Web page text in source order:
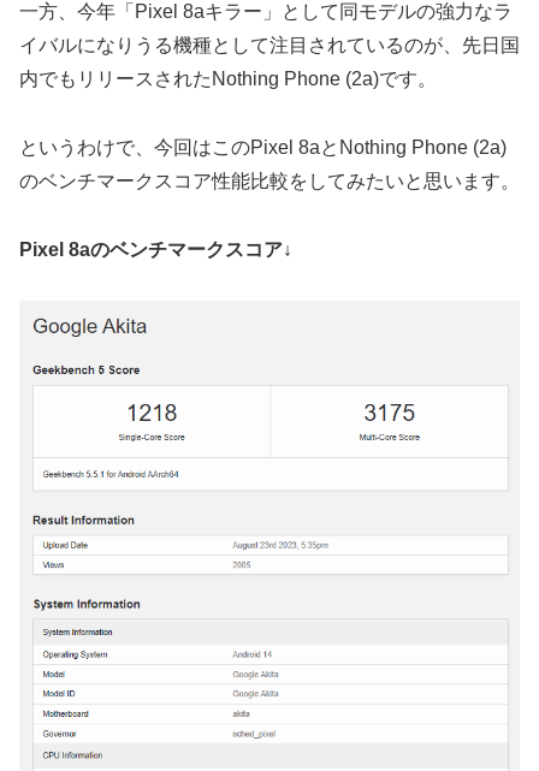
一方、今年「Pixel 8aキラー」として同モデルの強力なラ
イバルになりうる機種として注目されているのが、先日国
内でもリリースされたNothing Phone (2a)です。
というわけで、今回はこのPixel 8aとNothing Phone (2a)
のベンチマークスコア性能比較をしてみたいと思います。
Pixel 8aのベンチマークスコア↓